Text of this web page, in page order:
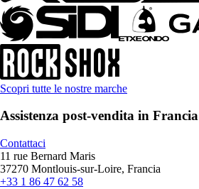
Scopri tutte le nostre marche
Assistenza post-vendita in Francia
Contattaci
11 rue Bernard Maris
37270 Montlouis-sur-Loire, Francia
+33 1 86 47 62 58